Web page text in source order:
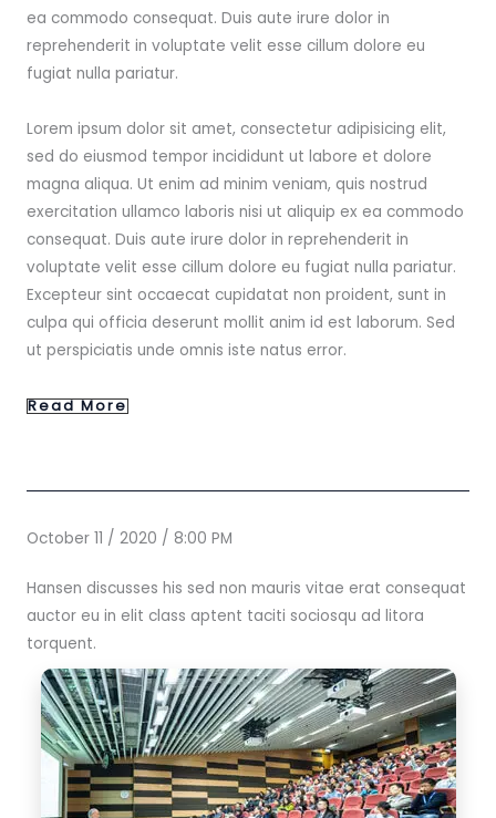
ea commodo consequat. Duis aute irure dolor in
reprehenderit in voluptate velit esse cillum dolore eu
fugiat nulla pariatur.
Lorem ipsum dolor sit amet, consectetur adipisicing elit,
sed do eiusmod tempor incididunt ut labore et dolore
magna aliqua. Ut enim ad minim veniam, quis nostrud
exercitation ullamco laboris nisi ut aliquip ex ea commodo
consequat. Duis aute irure dolor in reprehenderit in
voluptate velit esse cillum dolore eu fugiat nulla pariatur.
Excepteur sint occaecat cupidatat non proident, sunt in
culpa qui officia deserunt mollit anim id est laborum. Sed
ut perspiciatis unde omnis iste natus error.
Read More
October 11 / 2020 / 8:00 PM
Hansen discusses his sed non mauris vitae erat consequat
auctor eu in elit class aptent taciti sociosqu ad litora
torquent.